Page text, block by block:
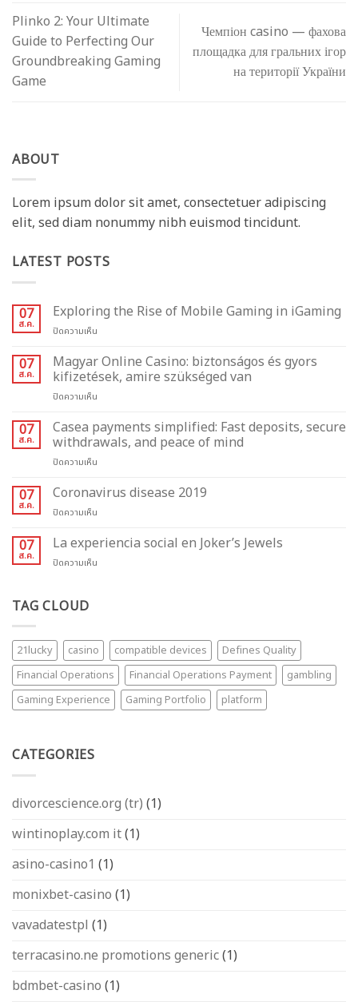
Plinko 2: Your Ultimate
Guide to Perfecting Our
Groundbreaking Gaming
Game
Чемпіон casino — фахова
площадка для гральних ігор
на території України
ABOUT
Lorem ipsum dolor sit amet, consectetuer adipiscing
elit, sed diam nonummy nibh euismod tincidunt.
LATEST POSTS
07
ส.ค.
Exploring the Rise of Mobile Gaming in iGaming
ปิดความเห็น
the
Rise
of
in
iGaming
07
ส.ค.
Magyar Online Casino: biztonságos és gyors
kifizetések, amire szükséged van
ปิดความเห็น
Online
Casino:
biztonságos
kifizetések,
07
ส.ค.
Casea payments simplified: Fast deposits, secure
withdrawals, and peace of mind
ปิดความเห็น
payments
secure
07
ส.ค.
Coronavirus disease 2019
ปิดความเห็น
disease
07
ส.ค.
La experiencia social en Joker’s Jewels
ปิดความเห็น
Jewels
TAG CLOUD
21lucky casino compatible devices
Defines Quality
Financial Operations
Financial Operations Payment
gambling
Gaming Experience
Gaming Portfolio platform
CATEGORIES
divorcescience.org (tr) (1)
wintinoplay.com it(1)
asino-casino1 (1)
monixbet-casino (1)
vavadatestpl (1)
terracasino.ne promotions generic(1)
bdmbet-casino (1)